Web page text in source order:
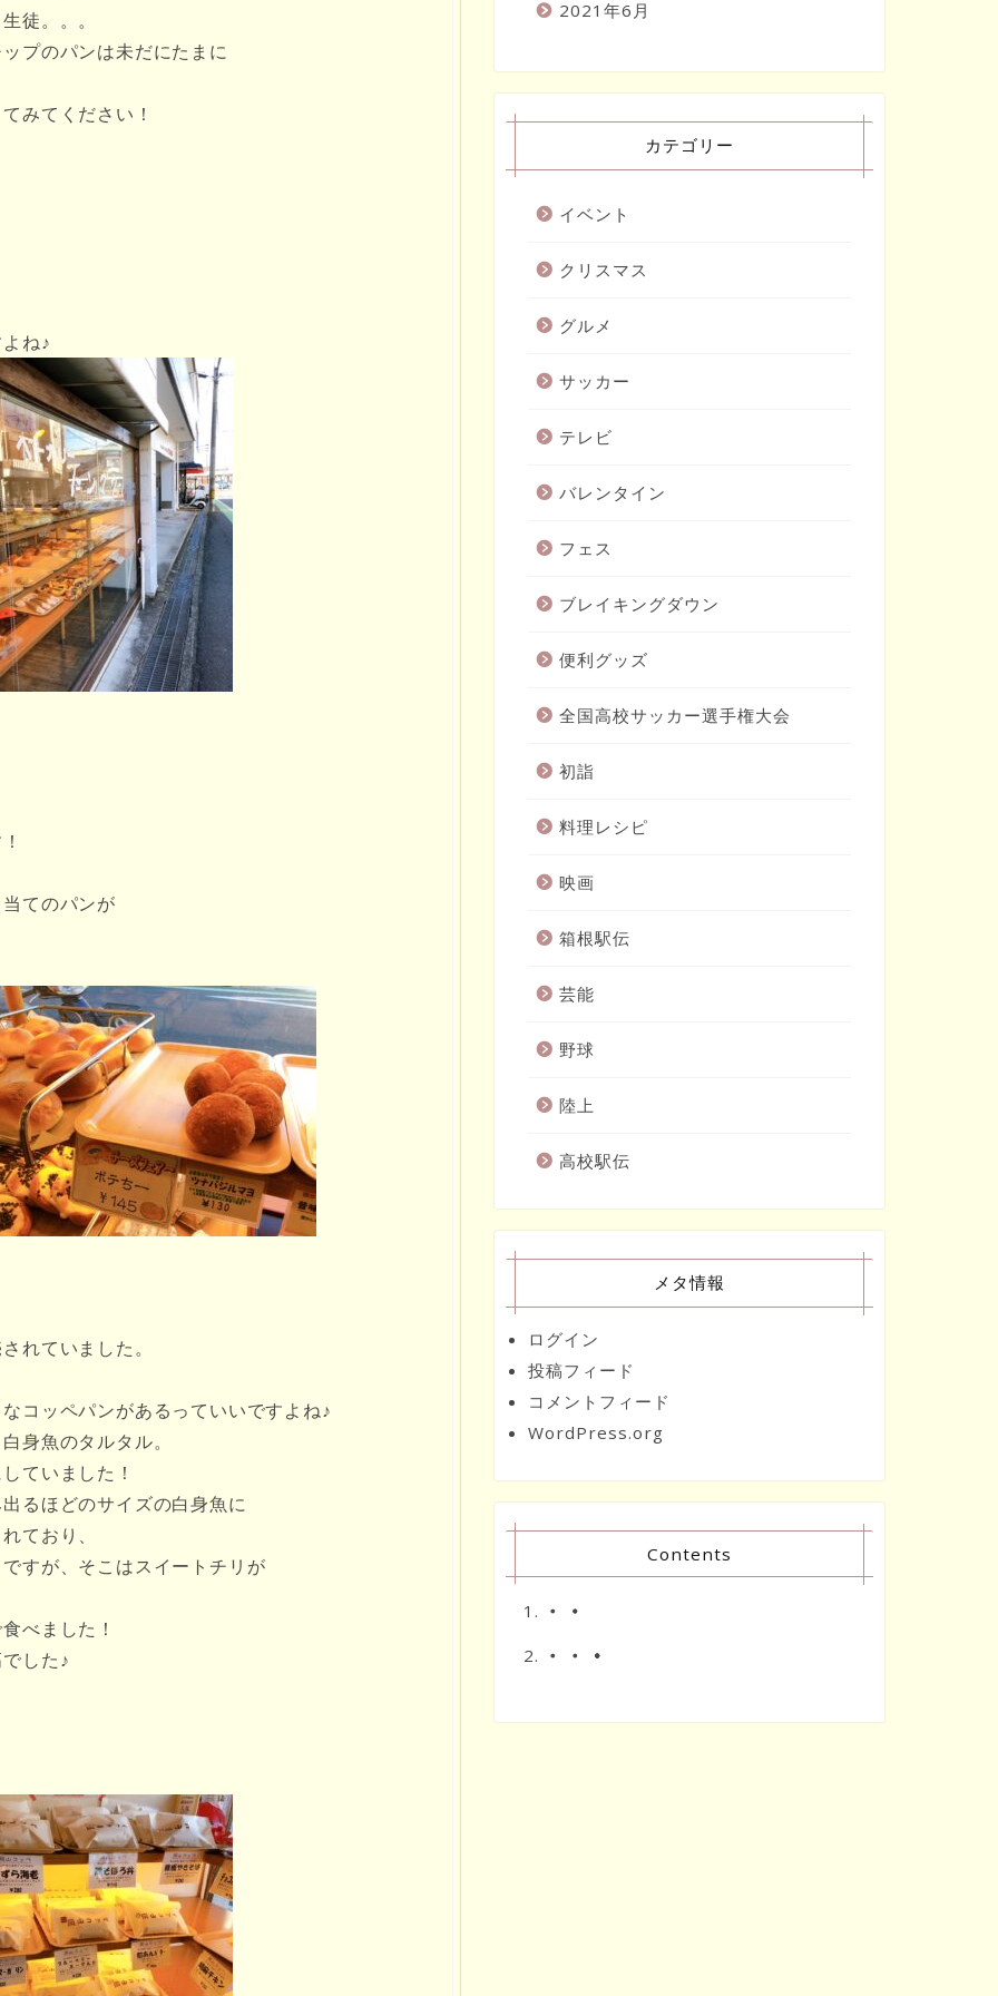
徒。。。
プのパンは未だにたまに
みてください！
ね♪
てのパンが
れていました。
コッペパンがあるっていいですよね♪
身魚のタルタル。
ていました！
るほどのサイズの白身魚に
ており、
すが、そこはスイートチリが
べました！
した♪
2021年6月
カテゴリー
イベント
クリスマス
グルメ
サッカー
テレビ
バレンタイン
フェス
ブレイキングダウン
便利グッズ
全国高校サッカー選手権大会
初詣
料理レシピ
映画
箱根駅伝
芸能
野球
陸上
高校駅伝
メタ情報
ログイン
投稿フィード
コメントフィード
WordPress.org
Contents